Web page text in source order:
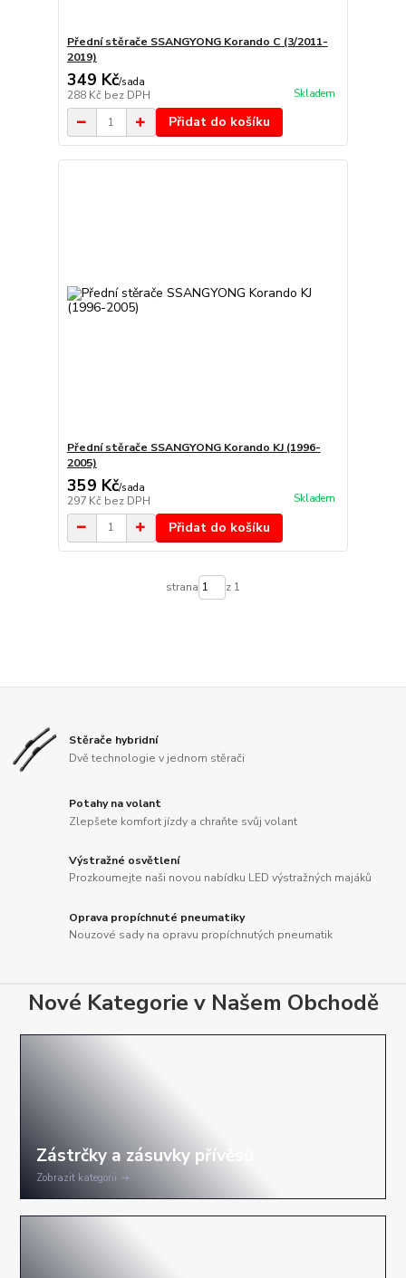
Přední stěrače SSANGYONG Korando C (3/2011-
2019)
349 Kč/sada
288 Kč bez DPH Skladem
Přidat do košíku
Přední stěrače SSANGYONG Korando KJ (1996-
2005)
359 Kč/sada
297 Kč bez DPH Skladem
Přidat do košíku
strana z 1
Stěrače hybridní
Dvě technologie v jednom stěrači
Potahy na volant
Zlepšete komfort jízdy a chraňte svůj volant
Výstražné osvětlení
Prozkoumejte naši novou nabídku LED výstražných majáků
Oprava propíchnuté pneumatiky
Nouzové sady na opravu propíchnutých pneumatik
Nové Kategorie v Našem Obchodě
Zobrazit kategorii